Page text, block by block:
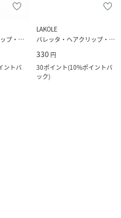
バレッタ・ヘアクリップ・ヘアピン
ントバ
LAKOLE
バレッタ・ヘアクリップ・ヘアピン
330 円
30ポイント(10%ポイントバ
ック)